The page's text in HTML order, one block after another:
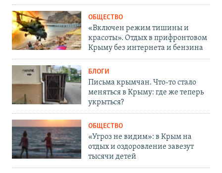
ОБЩЕСТВО
«Включен режим тишины и
красоты». Отдых в прифронтовом
Крыму без интернета и бензина
БЛОГИ
Письма крымчан. Что-то стало
меняться в Крыму: где же теперь
укрыться?
ОБЩЕСТВО
«Угроз не видим»: в Крым на
отдых и оздоровление завезут
тысячи детей